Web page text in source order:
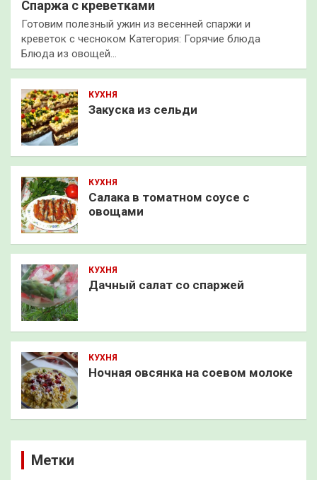
Спаржа с креветками
Готовим полезный ужин из весенней спаржи и
креветок с чесноком Категория: Горячие блюда
Блюда из овощей…
КУХНЯ
Закуска из сельди
КУХНЯ
Салака в томатном соусе с
овощами
КУХНЯ
Дачный салат со спаржей
КУХНЯ
Ночная овсянка на соевом молоке
Метки